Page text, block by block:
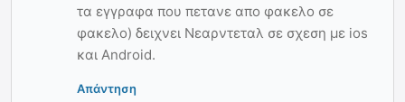
τα εγγραφα που πετανε απο φακελο σε
φακελο) δειχνει Νεαρντεταλ σε σχεση με ios
και Android.
Απάντηση